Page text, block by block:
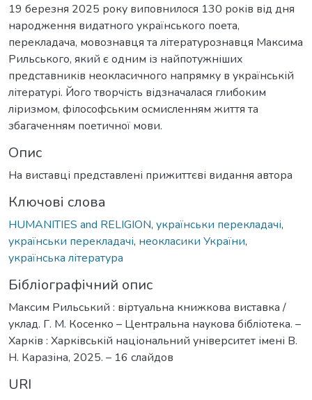
19 березня 2025 року виповнилося 130 років від дня
народження видатного українського поета,
перекладача, мовознавця та літературознавця Максима
Рильського, який є одним із найпотужніших
представників неокласичного напрямку в українській
літературі. Його творчість відзначалася глибоким
ліризмом, філософським осмисленням життя та
збагаченням поетичної мови.
Опис
На виставці представлені прижиттєві видання автора
Ключові слова
HUMANITIES and RELIGION, українськи перекладачі,
українськи перекладачі, неокласики України,
українська література
Бібліографічний опис
Максим Рильський : віртуальна книжкова виставка /
уклад. Г. М. Косенко – Центральна наукова бібліотека. –
Харків : Харківській національний університет імені В.
Н. Каразіна, 2025. – 16 слайдов
URI